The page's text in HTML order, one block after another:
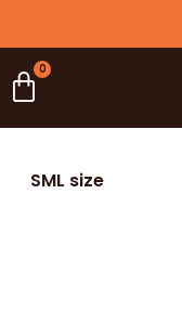
0
SML size